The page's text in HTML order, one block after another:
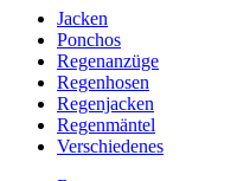
Jacken
Ponchos
Regenanzüge
Regenhosen
Regenjacken
Regenmäntel
Verschiedenes